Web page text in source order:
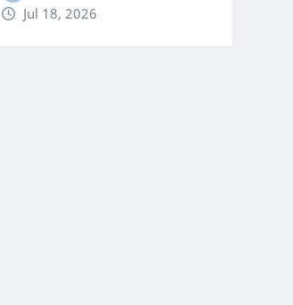
Jul 18, 2026